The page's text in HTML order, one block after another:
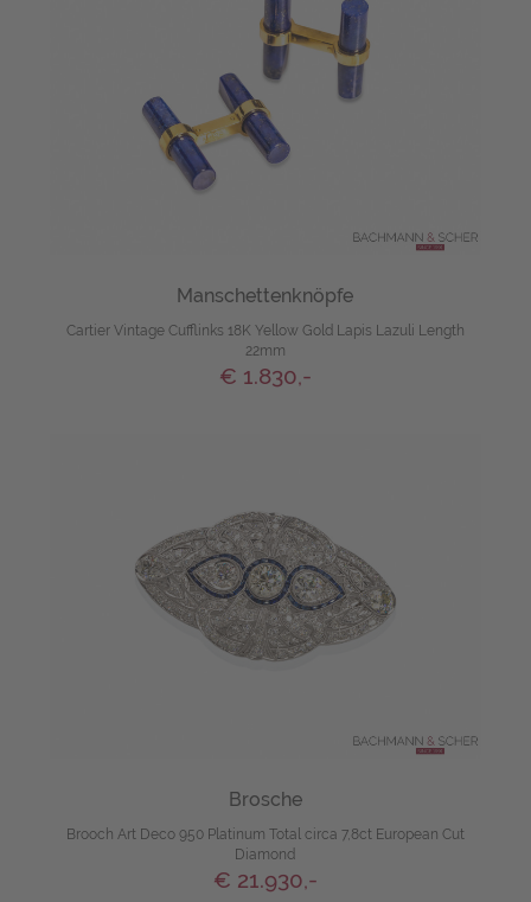
Manschettenknöpfe
Cartier Vintage Cufflinks 18K Yellow Gold Lapis Lazuli Length
22mm
€ 1.830,-
Brosche
Brooch Art Deco 950 Platinum Total circa 7,8ct European Cut
Diamond
€ 21.930,-